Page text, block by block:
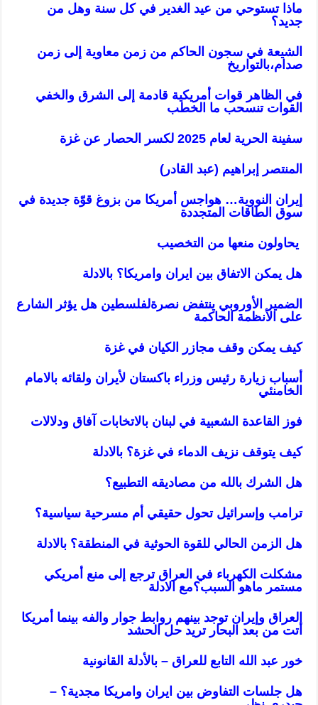
ماذا تستوحي من عيد الغدير في كل سنة وهل من
جديد؟
الشيعة في سجون الحاكم من زمن معاوية إلى زمن
صدام،بالتواريخ
في الظاهر قوات أمريكية قادمة إلى الشرق والخفي
القوات تنسحب ما الخطب
سفينة الحرية لعام 2025 لكسر الحصار عن غزة
المنتصر إبراهيم (عبد القادر)
إيران النووية… هواجس أمريكا من بزوغ قوّة جديدة في
سوق الطاقات المتجددة
يحاولون منعها من التخصيب
هل يمكن الاتفاق بين ايران وامريكا؟ بالادلة
الضمير الأوروبي ينتفض نصرةلفلسطين هل يؤثر الشارع
على الأنظمة الحاكمة
كيف يمكن وقف مجازر الكيان في غزة
أسباب زيارة رئيس وزراء باكستان لأيران ولقائه بالامام
الخامنئي
فوز القاعدة الشعبية في لبنان بالاتخابات آفاق ودلالات
كيف يتوقف نزيف الدماء في غزة؟ بالادلة
هل الشرك بالله من مصاديقه التطبيع؟
ترامب وإسرائيل تحول حقيقي أم مسرحية سياسية؟
هل الزمن الحالي للقوة الحوثية في المنطقة؟ بالادلة
مشكلت الكهرباء في العراق ترجع إلى منع أمريكي
مستمر ماهو السبب؟مع الادلة
العراق وإيران توجد بينهم روابط جوار والفه بينما أمريكا
أتت من بعد البحار تريد حل الحشد
خور عبد الله التابع للعراق – بالأدلة القانونية
هل جلسات التفاوض بين ايران وامريكا مجدية؟ –